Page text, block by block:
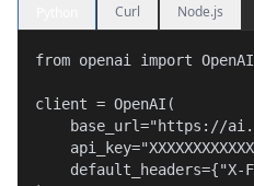
Curl Node.js
from openai import OpenAI
client = OpenAI(